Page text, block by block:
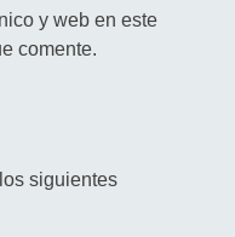
y web en este
comente.
siguientes